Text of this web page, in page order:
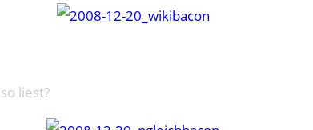
liest?